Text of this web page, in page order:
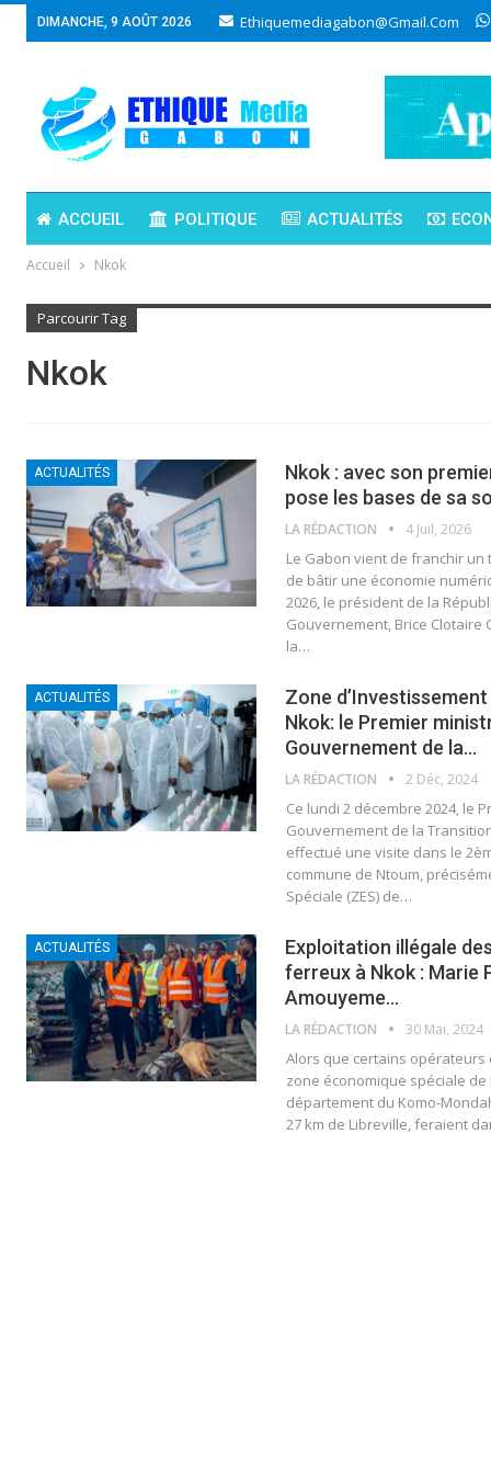
DIMANCHE, 9 AOÛT 2026 Ethiquemediagabon@gmail.com
ACCUEIL POLITIQUE ACTUALITÉS
Accueil Nkok
Parcourir Tag
Nkok
ACTUALITÉS
Nkok : avec son
pose les bases de sa
LA RÉDACTION 4 Juil, 2026
Le Gabon vient de franchir
de bâtir une économie
2026, le président de la
Gouvernement, Brice Clotaire
la…
ACTUALITÉS
Zone
Nkok: le Premier
Gouvernement de la…
LA RÉDACTION 2 Déc, 2024
Ce lundi 2 décembre 2024, le
Gouvernement de la
effectué une visite dans le
commune de Ntoum,
Spéciale (ZES) de…
ACTUALITÉS
Exploitation illégale
ferreux à Nkok : Marie
Amouyeme…
LA RÉDACTION 30 Mai, 2024
Alors que certains
zone économique spéciale
département du Komo-
27 km de Libreville, feraient